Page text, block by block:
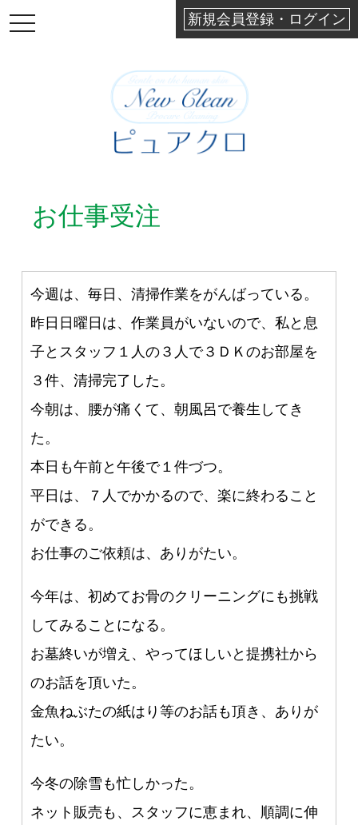
新規会員登録・ログイン
TOGGLE
お仕事受注
今週は、毎日、清掃作業をがんばっている。
昨日日曜日は、作業員がいないので、私と息
子とスタッフ１人の３人で３ＤＫのお部屋を
３件、清掃完了した。
今朝は、腰が痛くて、朝風呂で養生してき
た。
本日も午前と午後で１件づつ。
平日は、７人でかかるので、楽に終わること
ができる。
お仕事のご依頼は、ありがたい。
今年は、初めてお骨のクリーニングにも挑戦
してみることになる。
お墓終いが増え、やってほしいと提携社から
のお話を頂いた。
金魚ねぶたの紙はり等のお話も頂き、ありが
たい。
今冬の除雪も忙しかった。
ネット販売も、スタッフに恵まれ、順調に伸